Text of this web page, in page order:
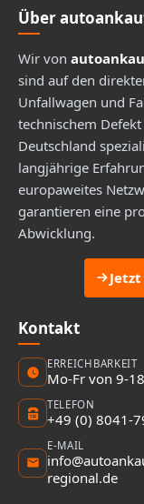
Über
Wir von
sind auf den
Unfallwagen und
technischem
Deutschland
langjährige
europaweites
garantieren eine
Abwicklung.
Kontakt
ERREICHBARKEIT
Mo-Fr von 9-
TELEFON
+49 (0) 8041-
E-MAIL
regional.de